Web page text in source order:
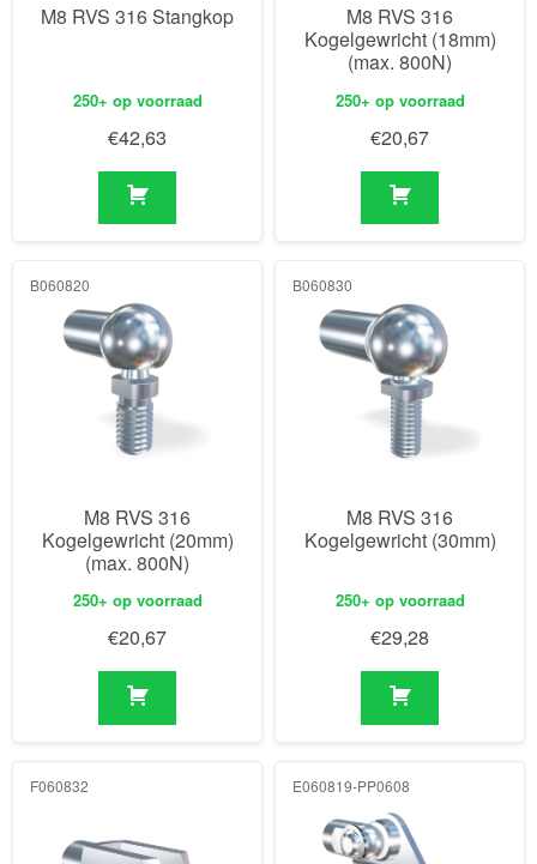
M8 RVS 316 Stangkop
250+ op voorraad
€42,63
M8 RVS 316
Kogelgewricht (18mm)
(max. 800N)
250+ op voorraad
€20,67
B060820
M8 RVS 316
Kogelgewricht (20mm)
(max. 800N)
250+ op voorraad
€20,67
B060830
M8 RVS 316
Kogelgewricht (30mm)
250+ op voorraad
€29,28
F060832 E060819-PP0608